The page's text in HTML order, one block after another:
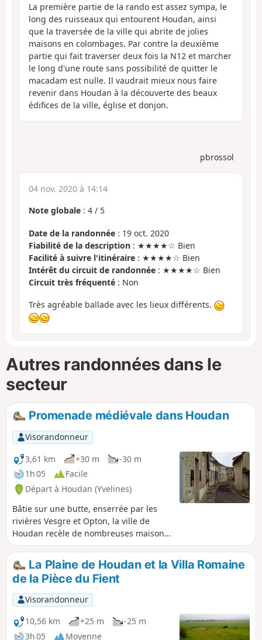
La première partie de la rando est assez sympa, le
long des ruisseaux qui entourent Houdan, ainsi
que la traversée de la ville qui abrite de jolies
maisons en colombages. Par contre la deuxième
partie qui fait traverser deux fois la N12 et marcher
le long d'une route sans possibilité de quitter le
macadam est nulle. Il vaudrait mieux nous faire
revenir dans Houdan à la découverte des beaux
édifices de la ville, église et donjon.
pbrossol
04 nov. 2020 à 14:14
Note globale : 4 / 5
Date de la randonnée : 19 oct. 2020
Fiabilité de la description : ★★★★☆ Bien
Facilité à suivre l'itinéraire : ★★★★☆ Bien
Intérêt du circuit de randonnée : ★★★★☆ Bien
Circuit très fréquenté : Non
Très agréable ballade avec les lieux différents.
Autres randonnées dans le
secteur
Promenade médiévale dans Houdan
Visorandonneur
3,61 km
+30 m
-30 m
1h 05
Facile
Départ à Houdan (Yvelines)
Bâtie sur une butte, enserrée par les
rivières Vesgre et Opton, la ville de
Houdan recèle de nombreuses maisons
à colombages, une église qui mêle les
styles gothique et renaissance, un
donjon ... Ce parcours urbain part à la
découverte de ce riche patrimoine, en
empruntant rues, ruelles, sentes et
sentiers en bordure de rivière.
La Plaine de Houdan et la Villa Romaine
de la Pièce du Fient
Visorandonneur
10,56 km
+25 m
-25 m
3h 05
Moyenne